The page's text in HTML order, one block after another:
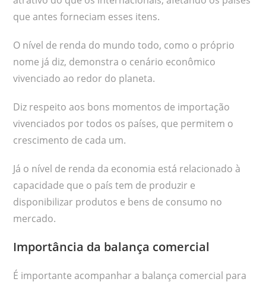
que antes forneciam esses itens.
O nível de renda do mundo todo, como o próprio
nome já diz, demonstra o cenário econômico
vivenciado ao redor do planeta.
Diz respeito aos bons momentos de importação
vivenciados por todos os países, que permitem o
crescimento de cada um.
Já o nível de renda da economia está relacionado à
capacidade que o país tem de produzir e
disponibilizar produtos e bens de consumo no
mercado.
Importância da balança comercial
É importante acompanhar a balança comercial para